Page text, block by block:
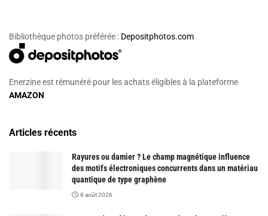
Bibliothèque photos préférée : Depositphotos.com
Enerzine est rémunéré pour les achats éligibles à la plateforme
AMAZON
Articles récents
Rayures ou damier ? Le champ magnétique influence
des motifs électroniques concurrents dans un matériau
quantique de type graphène
8 août 2026